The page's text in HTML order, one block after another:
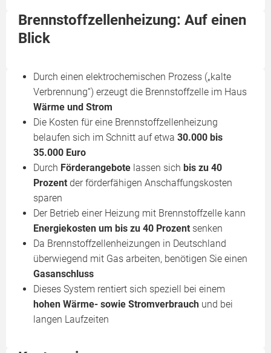
Brennstoffzellenheizung: Auf einen
Blick
Durch einen elektrochemischen Prozess („kalte
Verbrennung“) erzeugt die Brennstoffzelle im Haus
Wärme und Strom
Die Kosten für eine Brennstoffzellenheizung
belaufen sich im Schnitt auf etwa 30.000 bis
35.000 Euro
Durch Förderangebote lassen sich bis zu 40
Prozent der förderfähigen Anschaffungskosten
sparen
Der Betrieb einer Heizung mit Brennstoffzelle kann
Energiekosten um bis zu 40 Prozent senken
Da Brennstoffzellenheizungen in Deutschland
überwiegend mit Gas arbeiten, benötigen Sie einen
Gasanschluss
Dieses System rentiert sich speziell bei einem
hohen Wärme- sowie Stromverbrauch und bei
langen Laufzeiten